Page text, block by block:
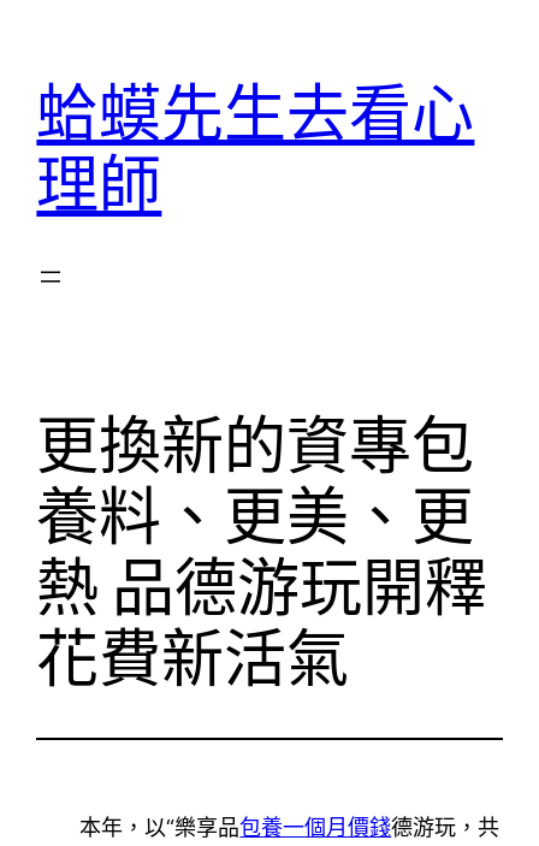
蛤蟆先生去看心
理師
更換新的資專包
養料、更美、更
熱 品德游玩開釋
花費新活氣
本年，以“樂享品包養一個月價錢德游玩，共